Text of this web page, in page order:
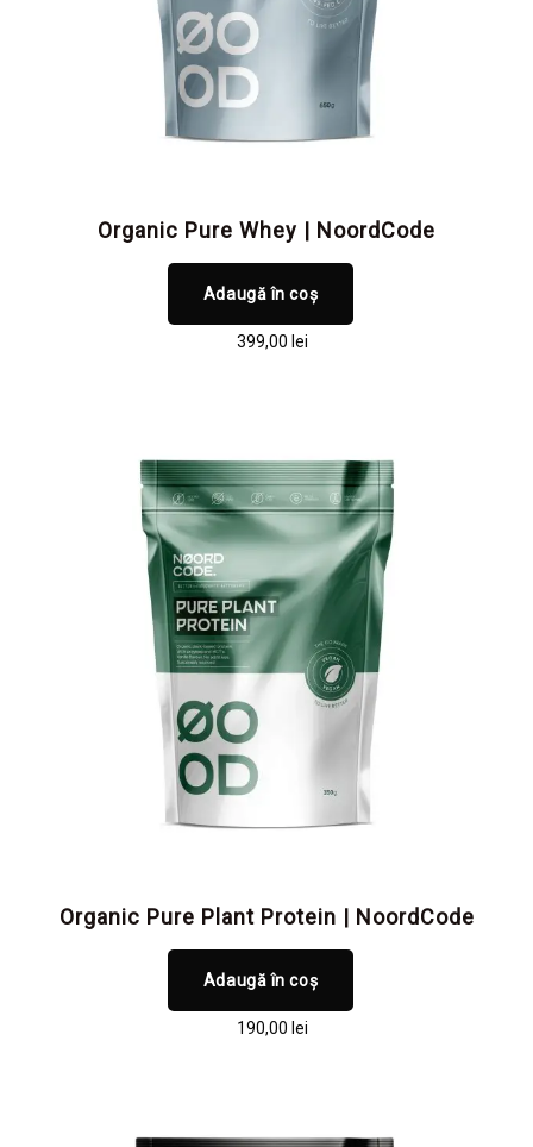
Organic Pure Whey | NoordCode
Adaugă în coș
399,00 lei
Organic Pure Plant Protein | NoordCode
Adaugă în coș
190,00 lei